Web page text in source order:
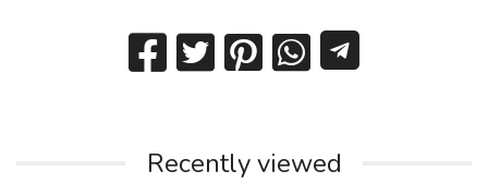
Recently viewed